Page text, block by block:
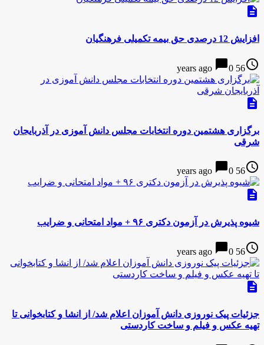
description
افزایش 12 درصدی حق بیمه تکمیلی فرهنگیان
access_time
56 years ago
chat_bubble0
description
برگزاری هشتمین دوره انتخابات مجلس دانش آموزی در آذربایجان
شرقی
access_time
56 years ago
chat_bubble0
description
شیوه پذیرش در آزمون دکتری ۹۶ + مواد امتحانی و ضرایب
access_time
56 years ago
chat_bubble0
description
جزئیات پیک نوروزی دانش آموزان اعلام شد/ از انشا و کتابخوانی تا
تهیه عکس و فیلم و ساخت کاردستی